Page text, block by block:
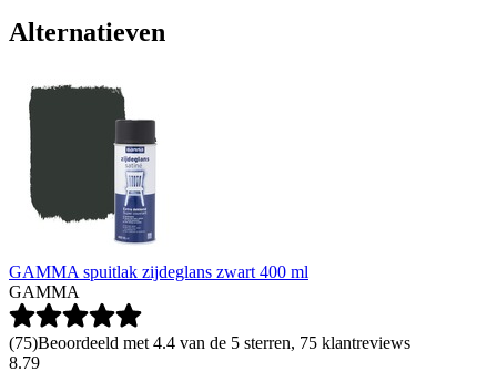
Alternatieven
GAMMA spuitlak zijdeglans zwart 400 ml
GAMMA
(75)Beoordeeld met 4.4 van de 5 sterren, 75 klantreviews
8.79